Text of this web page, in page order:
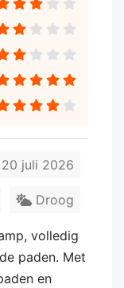
20 juli 2026
Droog
volledig
paden. Met
en